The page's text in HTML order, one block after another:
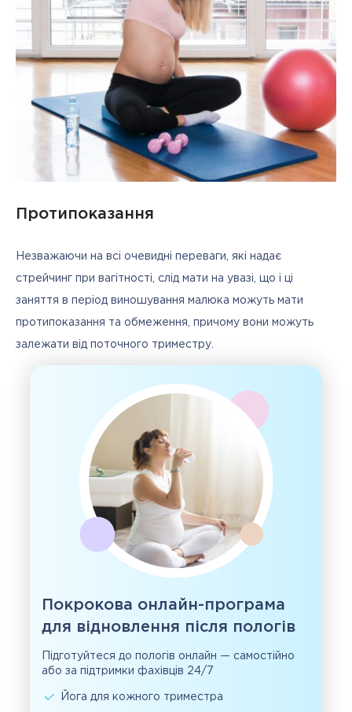
Протипоказання
Незважаючи на всі очевидні переваги, які надає
стрейчинг при вагітності, слід мати на увазі, що і ці
заняття в період виношування малюка можуть мати
протипоказання та обмеження, причому вони можуть
залежати від поточного триместру.
Покрокова онлайн-програма
для відновлення після пологів
Підготуйтеся до пологів онлайн — самостійно
або за підтримки фахівців 24/7
Йога для кожного триместра